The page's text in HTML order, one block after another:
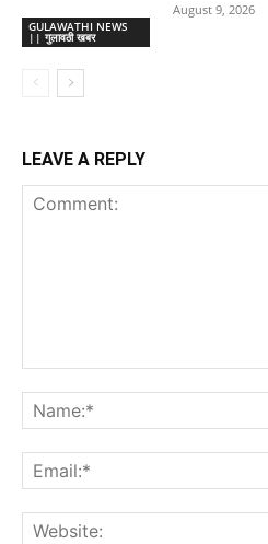
GULAWATHI NEWS
|| गुलावठी खबर
August 9, 2026
LEAVE A REPLY